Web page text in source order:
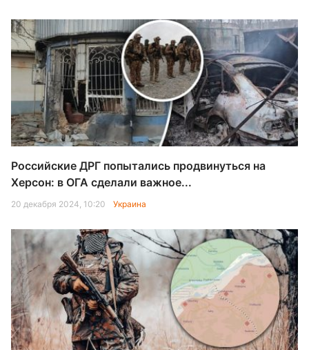
Российские ДРГ попытались продвинуться на
Херсон: в ОГА сделали важное...
20 декабря 2024, 10:20 Украина